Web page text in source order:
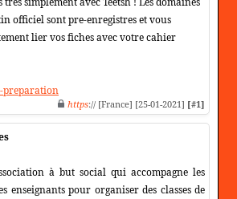
officiel sont pre-enregistres et vous
lier vos fiches avec votre cahier
preparation
https:// [France] [25-01-2021] [#1]
à but social qui accompagne les
enseignants pour organiser des classes de